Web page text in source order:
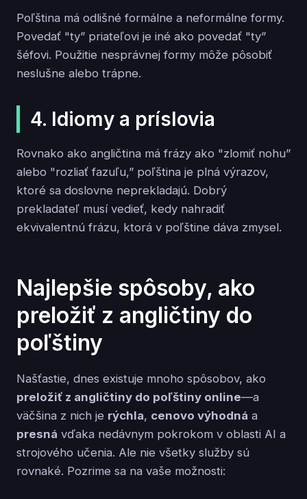
Poľština má odlišné formálne a neformálne formy.
Povedať "ty” priateľovi je iné ako povedať "ty”
šéfovi. Použitie nesprávnej formy môže pôsobiť
neslušne alebo trápne.
4. Idiomy a príslovia
Rovnako ako angličtina má frázy ako "zlomiť nohu”
alebo "rozliať fazuľu,” poľština je plná výrazov,
ktoré sa doslovne neprekladajú. Dobrý
prekladateľ musí vedieť, kedy nahradiť
ekvivalentnú frázu, ktorá v poľštine dáva zmysel.
Najlepšie spôsoby, ako
preložiť z angličtiny do
poľštiny
Našťastie, dnes existuje mnoho spôsobov, ako
preložiť z angličtiny do poľštiny online—a
väčšina z nich je rýchla, cenovo výhodná a
presná vďaka nedávnym pokrokom v oblasti AI a
strojového učenia. Ale nie všetky služby sú
rovnaké. Pozrime sa na vaše možnosti: